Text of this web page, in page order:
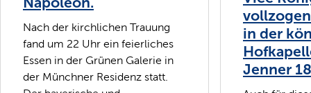
Nach der kirchlichen Trauung
fand um 22 Uhr ein feierliches
Essen in der Grünen Galerie in
der Münchner Residenz statt.
in der
Jenner